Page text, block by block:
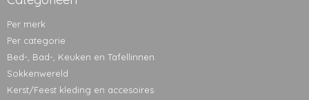
Per merk
Per categorie
Bed-, Bad-, Keuken en Tafellinnen
Sokkenwereld
Kerst/Feest kleding en accesoires